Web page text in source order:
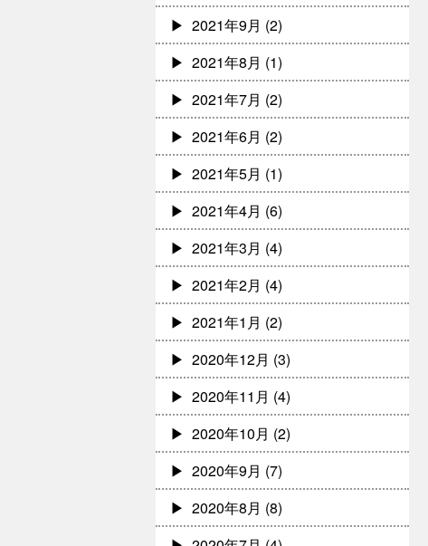
2021年9月 (2)
2021年8月 (1)
2021年7月 (2)
2021年6月 (2)
2021年5月 (1)
2021年4月 (6)
2021年3月 (4)
2021年2月 (4)
2021年1月 (2)
2020年12月 (3)
2020年11月 (4)
2020年10月 (2)
2020年9月 (7)
2020年8月 (8)